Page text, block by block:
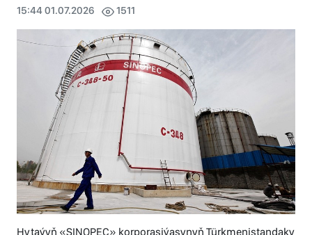
15:44 01.07.2026 1511
Hytaýyň «SINOPEC» korporasiýasynyň Türkmenistandaky